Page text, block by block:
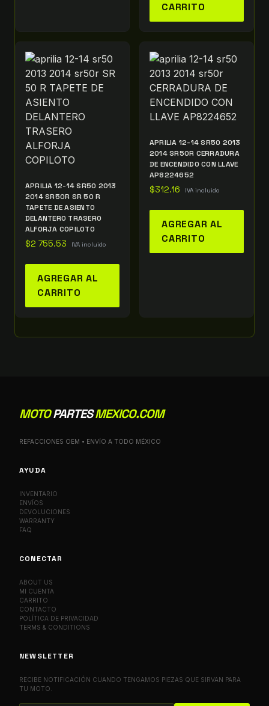
CARRITO
APRILIA 12-14 SR50 2013
2014 SR50R SR 50 R
TAPETE DE ASIENTO
DELANTERO TRASERO
ALFORJA COPILOTO
$2 755.53 IVA incluido
AGREGAR AL
CARRITO
APRILIA 12-14 SR50 2013
2014 SR50R CERRADURA
DE ENCENDIDO CON LLAVE
AP8224652
$312.16 IVA incluido
AGREGAR AL
CARRITO
MOTOPARTESMEXICO.COM
REFACCIONES OEM • ENVÍO A TODO MÉXICO
AYUDA
INVENTARIO
ENVÍOS
DEVOLUCIONES
WARRANTY
FAQ
CONECTAR
ABOUT US
MI CUENTA
CARRITO
CONTACTO
POLÍTICA DE PRIVACIDAD
TERMS & CONDITIONS
NEWSLETTER
RECIBE NOTIFICACIÓN CUANDO TENGAMOS PIEZAS QUE SIRVAN PARA
TU MOTO.